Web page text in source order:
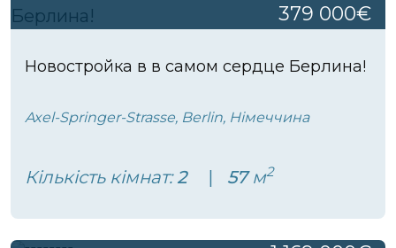
379 000€
Новостройка в в самом сердце Берлина!
Axel-Springer-Strasse, Berlin, Німеччина
Кількість кімнат:2 57м2